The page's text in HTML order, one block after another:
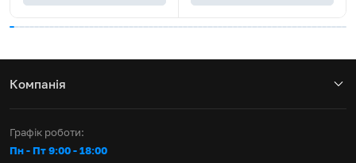
Компанія
Графік роботи:
Пн - Пт 9:00 - 18:00